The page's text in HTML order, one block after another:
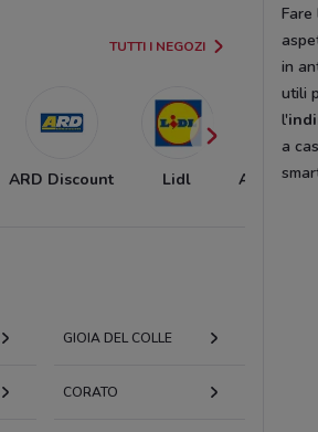
TUTTI I NEGOZI
ARD Discount Lidl Alter
GIOIA DEL COLLE
CORATO
Fare
in
utili
l'
a